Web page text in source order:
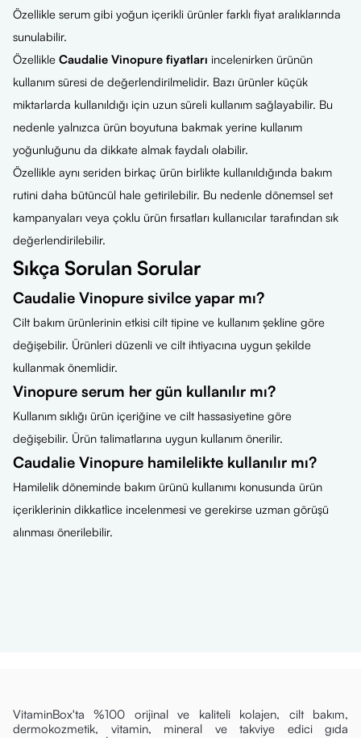
Özellikle serum gibi yoğun içerikli ürünler farklı fiyat aralıklarında
sunulabilir.
Özellikle Caudalie Vinopure fiyatları incelenirken ürünün
kullanım süresi de değerlendirilmelidir. Bazı ürünler küçük
miktarlarda kullanıldığı için uzun süreli kullanım sağlayabilir. Bu
nedenle yalnızca ürün boyutuna bakmak yerine kullanım
yoğunluğunu da dikkate almak faydalı olabilir.
Özellikle aynı seriden birkaç ürün birlikte kullanıldığında bakım
rutini daha bütüncül hale getirilebilir. Bu nedenle dönemsel set
kampanyaları veya çoklu ürün fırsatları kullanıcılar tarafından sık
değerlendirilebilir.
Sıkça Sorulan Sorular
Caudalie Vinopure sivilce yapar mı?
Cilt bakım ürünlerinin etkisi cilt tipine ve kullanım şekline göre
değişebilir. Ürünleri düzenli ve cilt ihtiyacına uygun şekilde
kullanmak önemlidir.
Vinopure serum her gün kullanılır mı?
Kullanım sıklığı ürün içeriğine ve cilt hassasiyetine göre
değişebilir. Ürün talimatlarına uygun kullanım önerilir.
Caudalie Vinopure hamilelikte kullanılır mı?
Hamilelik döneminde bakım ürünü kullanımı konusunda ürün
içeriklerinin dikkatlice incelenmesi ve gerekirse uzman görüşü
alınması önerilebilir.
VitaminBox'ta %100 orijinal ve kaliteli kolajen, cilt bakım,
dermokozmetik, vitamin, mineral ve takviye edici gıda